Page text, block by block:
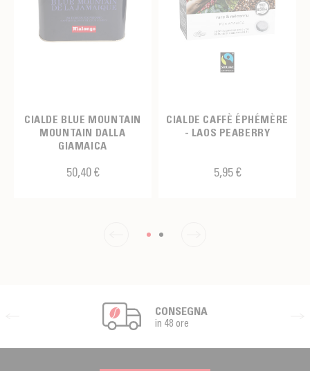
CIALDE BLUE MOUNTAIN
MOUNTAIN DALLA
GIAMAICA
50,40 €
CIALDE CAFFÈ ÉPHÉMÈRE
- LAOS PEABERRY
5,95 €
CONSEGNA
in 48 ore